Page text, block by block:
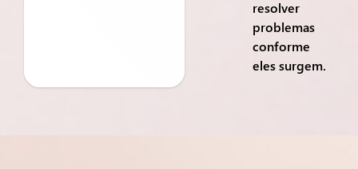
resolver
problemas
conforme
eles surgem.